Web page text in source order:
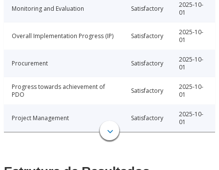
Monitoring and Evaluation Satisfactory
2025-10-
01
Overall Implementation Progress (IP) Satisfactory
2025-10-
01
Procurement Satisfactory
2025-10-
01
Progress towards achievement of
PDO
Satisfactory
2025-10-
01
Project Management Satisfactory
2025-10-
01